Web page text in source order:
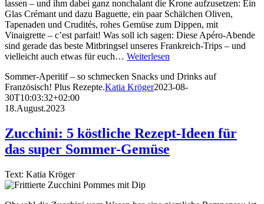
lassen – und ihm dabei ganz nonchalant die Krone aufzusetzen: Ein
Glas Crémant und dazu Baguette, ein paar Schälchen Oliven,
Tapenaden und Crudités, rohes Gemüse zum Dippen, mit
Vinaigrette – c’est parfait! Was soll ich sagen: Diese Apéro-Abende
sind gerade das beste Mitbringsel unseres Frankreich-Trips – und
vielleicht auch etwas für euch… Weiterlesen
Sommer-Aperitif – so schmecken Snacks und Drinks auf
Französisch! Plus Rezepte.Katia Kröger2023-08-
30T10:03:32+02:00
18.August.2023
Zucchini: 5 köstliche Rezept-Ideen für
das super Sommer-Gemüse
Text: Katia Kröger